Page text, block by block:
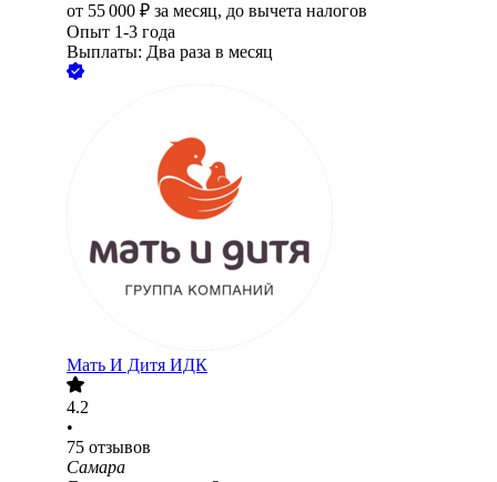
от 55 000 ₽ за месяц, до вычета налогов
Опыт 1-3 года
Выплаты: Два раза в месяц
Мать И Дитя ИДК
4.2
•
75 отзывов
Самара